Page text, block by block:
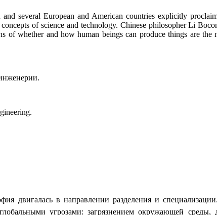
several European and American countries explicitly
of science and technology. Chinese philosopher Li
of whether and how human beings can produce things are
двигалась в направлении разделения и
угрозами: загрязнением окружающей среды,